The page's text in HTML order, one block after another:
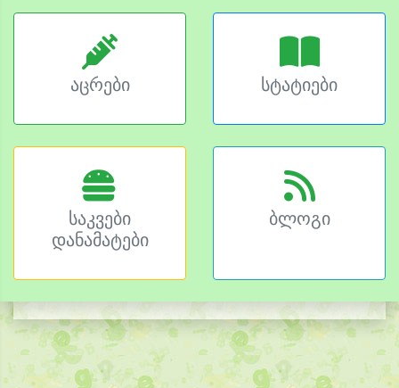
აცრები სტატიები
საკვები
დანამატები
ბლოგი